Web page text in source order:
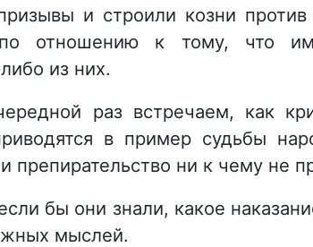
и строили козни
по отношению к тому, что
из них.
раз встречаем, как
в пример судьбы
препирательство ни к чему не
бы они знали, какое
мыслей.